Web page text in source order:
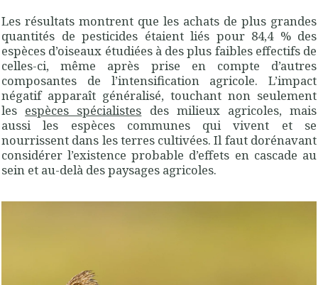
Les résultats montrent que les achats de plus grandes
quantités de pesticides étaient liés pour 84,4 % des
espèces d’oiseaux étudiées à des plus faibles effectifs de
celles-ci, même après prise en compte d’autres
composantes de l’intensification agricole. L’impact
négatif apparaît généralisé, touchant non seulement
les espèces spécialistes des milieux agricoles, mais
aussi les espèces communes qui vivent et se
nourrissent dans les terres cultivées. Il faut dorénavant
considérer l’existence probable d’effets en cascade au
sein et au-delà des paysages agricoles.